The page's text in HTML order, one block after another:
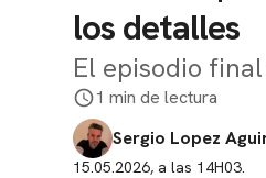
los detalles
El episodio
1 min de lectura
Sergio Lopez
15.05.2026, a las 14H03.